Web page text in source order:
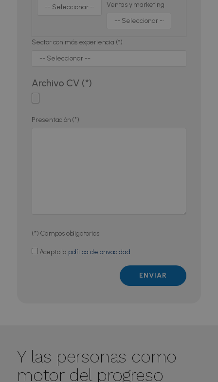
Ventas y marketing
Sector con más experiencia (*)
Archivo CV (*)
Presentación (*)
(*) Campos obligatorios
Acepto la política de privacidad
Y las personas como
motor del progreso